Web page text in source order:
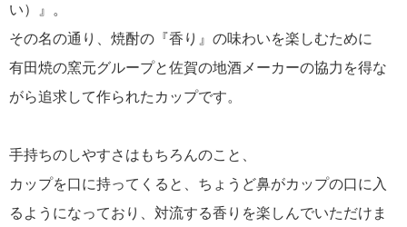
い）』。
その名の通り、焼酎の『香り』の味わいを楽しむために
有田焼の窯元グループと佐賀の地酒メーカーの協力を得な
がら追求して作られたカップです。
手持ちのしやすさはもちろんのこと、
カップを口に持ってくると、ちょうど鼻がカップの口に入
るようになっており、対流する香りを楽しんでいただけま